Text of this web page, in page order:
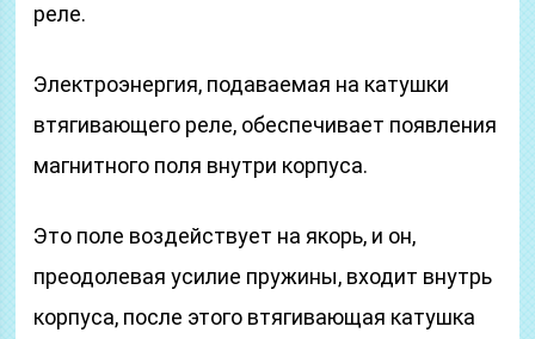
реле.
Электроэнергия, подаваемая на катушки
втягивающего реле, обеспечивает появления
магнитного поля внутри корпуса.
Это поле воздействует на якорь, и он,
преодолевая усилие пружины, входит внутрь
корпуса, после этого втягивающая катушка